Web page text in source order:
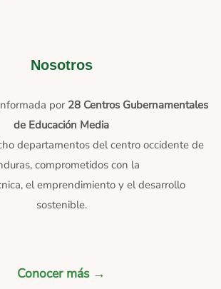
Nosotros
por 28 Centros Gubernamentales
de Educación Media
departamentos del centro occidente de
comprometidos con la
el emprendimiento y el desarrollo
sostenible.
Conocer más →